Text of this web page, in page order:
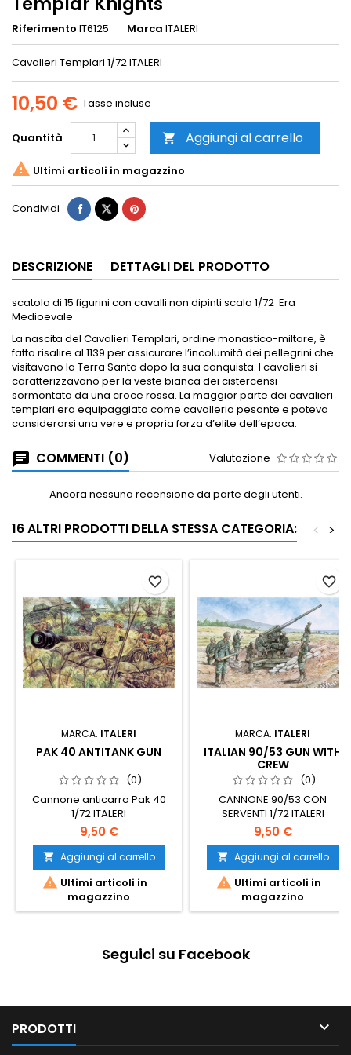
Riferimento IT6125 Marca ITALERI
Cavalieri Templari 1/72 ITALERI
10,50 € Tasse incluse
Quantità  Aggiungi al carrello
 Ultimi articoli in magazzino
Condividi
DESCRIZIONE DETTAGLI DEL PRODOTTO
scatola di 15 figurini con cavalli non dipinti scala 1/72 Era
Medioevale
La nascita del Cavalieri Templari, ordine monastico-miltare, è
fatta risalire al 1139 per assicurare l’incolumità dei pellegrini che
visitavano la Terra Santa dopo la sua conquista. I cavalieri si
caratterizzavano per la veste bianca dei cistercensi
sormontata da una croce rossa. La maggior parte dei cavalieri
templari era equipaggiata come cavalleria pesante e poteva
considerarsi una vere e propria forza d’elite dell’epoca.
COMMENTI (0) Valutazione
Ancora nessuna recensione da parte degli utenti.
16 ALTRI PRODOTTI DELLA STESSA CATEGORIA: >
<
MARCA: ITALERI
PAK 40 ANTITANK GUN
(0)
Cannone anticarro Pak 40
1/72 ITALERI
9,50 €
 Aggiungi al carrello
 Ultimi articoli in
magazzino
favorite_border
MARCA: ITALERI
ITALIAN 90/53 GUN WITH
CREW
(0)
CANNONE 90/53 CON
SERVENTI 1/72 ITALERI
9,50 €
 Aggiungi al carrello
 Ultimi articoli in
magazzino
favorite_border
Seguici su Facebook
PRODOTTI 